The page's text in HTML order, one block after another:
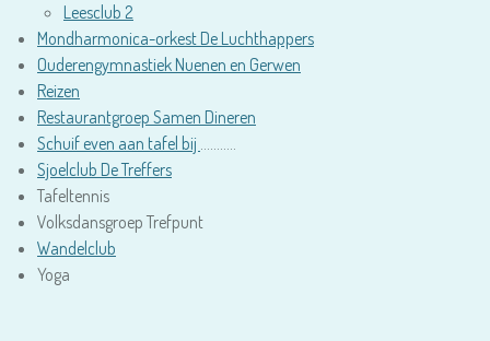
Leesclub 2
Mondharmonica-orkest De Luchthappers
Ouderengymnastiek Nuenen en Gerwen
Reizen
Restaurantgroep Samen Dineren
Schuif even aan tafel bij ………..
Sjoelclub De Treffers
Tafeltennis
Volksdansgroep Trefpunt
Wandelclub
Yoga